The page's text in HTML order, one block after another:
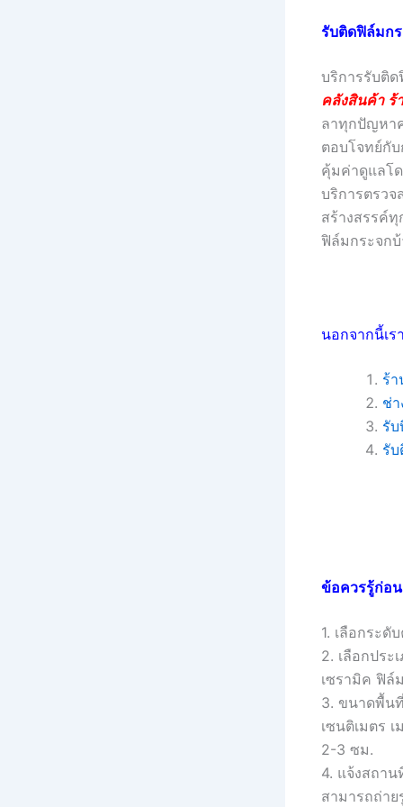
รับติดฟิล์มก
บริการรับติ
คลังสินค้า ร้
ลาทุกปัญหา
ตอบโจทย์กั
คุ้มค่าดูแลโ
บริการตรว
สร้างสรรค์
ฟิล์มกระจก
นอกจากนี้เร
ร้
ช่
รั
รั
ข้อควรรู้ก่อ
1. เลือกระ
2. เลือกปร
เซรามิค ฟิล์
3. ขนาดพื้น
เซนติเมตร
2-3 ซม.
4. แจ้งสถา
สามารถถ่าย